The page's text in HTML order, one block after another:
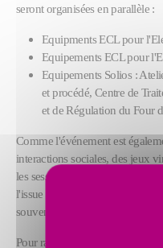
seront organisées en parallèle :
Equipments ECL pour
Equipements ECL pour
Equipements Solios :
et procédé, Centre de
et de Régulation du Four
Comme l'événement est
interactions sociales, des jeux
les sessions, ainsi qu'une
l'issue de la formation, un
souvenir seront envoyés à tous
Pour rappel, l'édition 2019 de